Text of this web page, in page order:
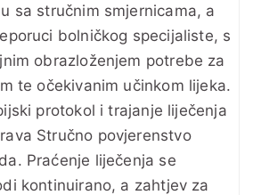
sa stručnim smjernicama, a
bolničkog specijaliste, s
obrazloženjem potrebe za
te očekivanim učinkom lijeka.
protokol i trajanje liječenja
Stručno povjerenstvo
Praćenje liječenja se
kontinuirano, a zahtjev za